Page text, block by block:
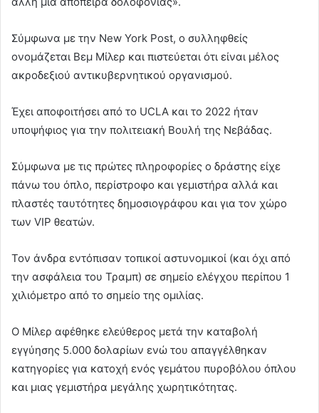
Σύμφωνα με την New York Post, ο συλληφθείς
ονομάζεται Βεμ Μίλερ και πιστεύεται ότι είναι μέλος
ακροδεξιού αντικυβερνητικού οργανισμού.
Έχει αποφοιτήσει από το UCLA και το 2022 ήταν
υποψήφιος για την πολιτειακή Βουλή της Νεβάδας.
Σύμφωνα με τις πρώτες πληροφορίες ο δράστης είχε
πάνω του όπλο, περίστροφο και γεμιστήρα αλλά και
πλαστές ταυτότητες δημοσιογράφου και για τον χώρο
των VIP θεατών.
Τον άνδρα εντόπισαν τοπικοί αστυνομικοί (και όχι από
την ασφάλεια του Τραμπ) σε σημείο ελέγχου περίπου 1
χιλιόμετρο από το σημείο της ομιλίας.
Ο Μίλερ αφέθηκε ελεύθερος μετά την καταβολή
εγγύησης 5.000 δολαρίων ενώ του απαγγέλθηκαν
κατηγορίες για κατοχή ενός γεμάτου πυροβόλου όπλου
και μιας γεμιστήρα μεγάλης χωρητικότητας.